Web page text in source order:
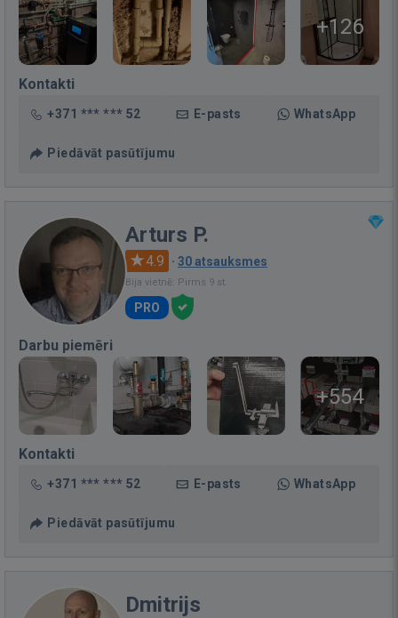
+126
Kontakti
+371 *** *** 52 E-pasts WhatsApp
Piedāvāt pasūtījumu
Arturs P.
4.9 · 30 atsauksmes
Bija vietnē: Pirms 9 st.
PRO
Darbu piemēri
+554
Kontakti
+371 *** *** 52 E-pasts WhatsApp
Piedāvāt pasūtījumu
Dmitrijs